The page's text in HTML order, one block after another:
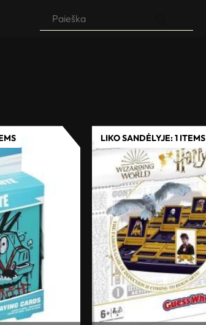
search
LIKO SANDĖLYJE: 1 ITEMS